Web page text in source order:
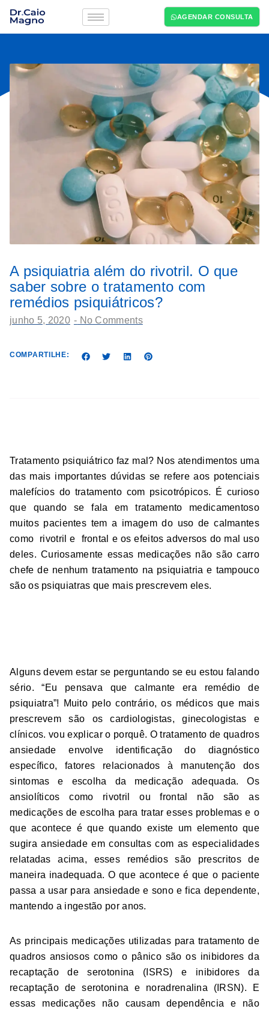
AGENDAR CONSULTA
A psiquiatria além do rivotril. O que
saber sobre o tratamento com
remédios psiquiátricos?
junho 5, 2020 - No Comments
COMPARTILHE:
Tratamento psiquiátrico faz mal? Nos atendimentos uma
das mais importantes dúvidas se refere aos potenciais
malefícios do tratamento com psicotrópicos. É curioso
que quando se fala em tratamento medicamentoso
muitos pacientes tem a imagem do uso de calmantes
como rivotril e frontal e os efeitos adversos do mal uso
deles. Curiosamente essas medicações não são carro
chefe de nenhum tratamento na psiquiatria e tampouco
são os psiquiatras que mais prescrevem eles.
Alguns devem estar se perguntando se eu estou falando
sério. “Eu pensava que calmante era remédio de
psiquiatra”! Muito pelo contrário, os médicos que mais
prescrevem são os cardiologistas, ginecologistas e
clínicos. vou explicar o porquê. O tratamento de quadros
ansiedade envolve identificação do diagnóstico
específico, fatores relacionados à manutenção dos
sintomas e escolha da medicação adequada. Os
ansiolíticos como rivotril ou frontal não são as
medicações de escolha para tratar esses problemas e o
que acontece é que quando existe um elemento que
sugira ansiedade em consultas com as especialidades
relatadas acima, esses remédios são prescritos de
maneira inadequada. O que acontece é que o paciente
passa a usar para ansiedade e sono e fica dependente,
mantendo a ingestão por anos.
As principais medicações utilizadas para tratamento de
quadros ansiosos como o pânico são os inibidores da
recaptação de serotonina (ISRS) e inibidores da
recaptação de serotonina e noradrenalina (IRSN). E
essas medicações não causam dependência e não